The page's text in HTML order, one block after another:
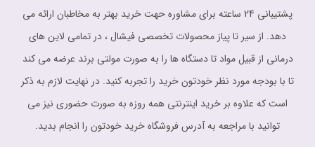
پشتیبانی 24 ساعته برای مشاوره حهت خرید بهتر به مخاطبان ارائه می
دهد. از سیر تا پیاز محصولات تخصصی فیشال ، در تمامی لاین های
درمانی از قبیل مواد تا دستگاه ها را به صورت مولتی برند عرضه می کند
تا با بودجه مورد نظر خودتون خرید را تجربه کنید. در نهایت لازم به ذکر
است که علاوه بر خرید اینترنتی همه روزه به صورت حضوری نیز می
توانید با مراجعه به آدرس فروشگاه خرید خودتون را انجام بدید.